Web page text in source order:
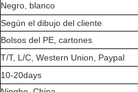
Negro, blanco
Según el dibujo del cliente
Bolsos del PE, cartones
T/T, L/C, Western Union, Paypal
10-20days